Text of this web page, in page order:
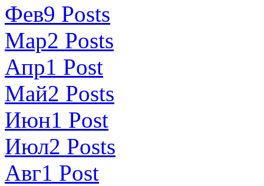
Фев9 Posts
Мар2 Posts
Апр1 Post
Май2 Posts
Июн1 Post
Июл2 Posts
Авг1 Post